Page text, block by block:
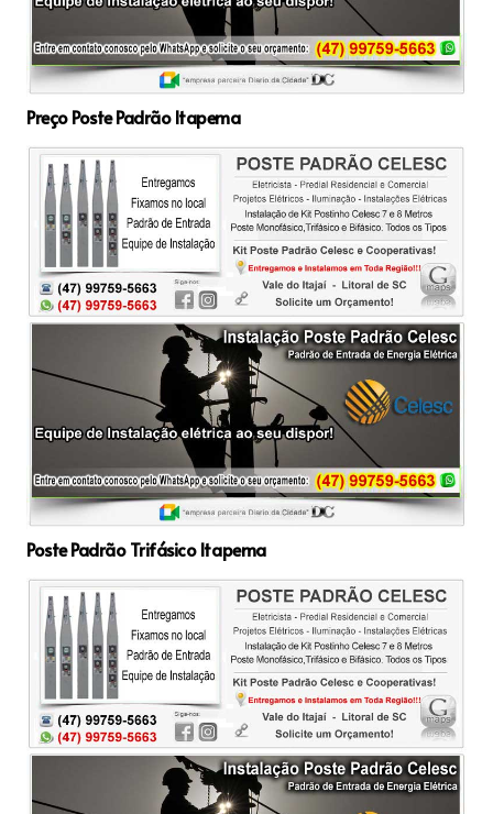
Preço Poste Padrão Itapema
Poste Padrão Trifásico Itapema